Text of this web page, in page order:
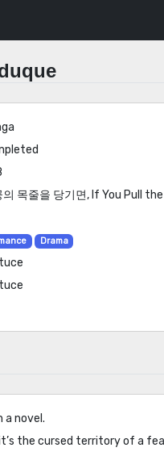
의 목줄을 당기면, If You Pull
Drama
a novel.
the cursed territory of a